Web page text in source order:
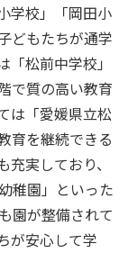
学校」「岡田小
どもたちが通学
松前中学校」
で質の高い教育
は「愛媛県立松
育を継続できる
実しており、
稚園」といった
園が整備されて
が安心して学